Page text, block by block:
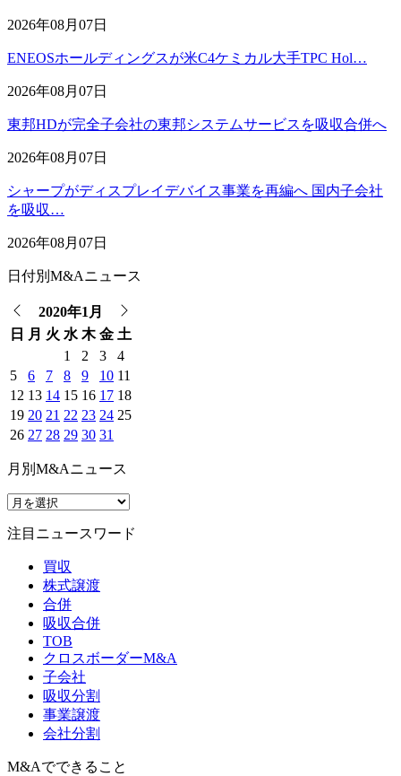
2026年08月07日
ENEOSホールディングスが米C4ケミカル大手TPC Hol…
2026年08月07日
東邦HDが完全子会社の東邦システムサービスを吸収合併へ
2026年08月07日
シャープがディスプレイデバイス事業を再編へ 国内子会社
を吸収…
2026年08月07日
日付別M&Aニュース
2020年1月
日 月 火 水 木 金 土
1
2 3
4
5
6 7 8 9 10 11
12 13 14 15 16 17 18
19 20 21 22 23 24 25
26 27 28 29 30 31
月別M&Aニュース
注目ニュースワード
買収
株式譲渡
合併
吸収合併
TOB
クロスボーダーM&A
子会社
吸収分割
事業譲渡
会社分割
M&Aでできること